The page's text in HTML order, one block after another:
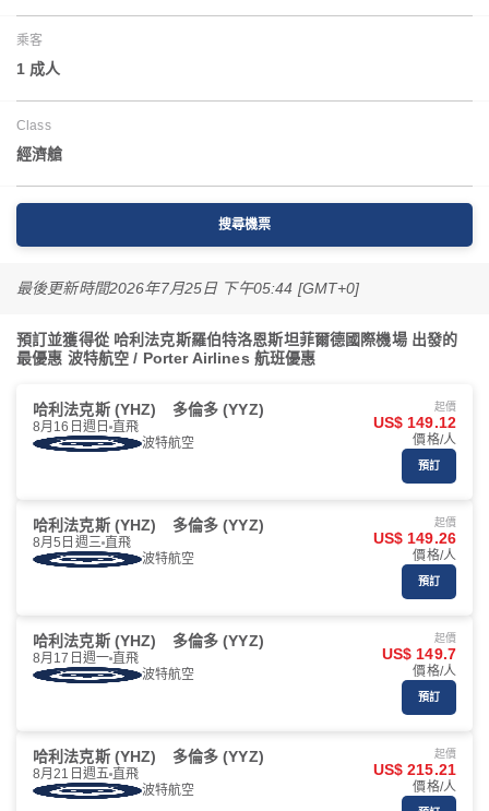
乘客
1 成人
Class
經濟艙
搜尋機票
最後更新時間2026年7月25日 下午05:44 [GMT+0]
預訂並獲得從 哈利法克斯羅伯特洛恩斯坦菲爾德國際機場 出發的
最優惠 波特航空 / Porter Airlines 航班優惠
哈利法克斯 (YHZ) 多倫多 (YYZ)
8月16日週日 直飛
波特航空
起價
US$ 149.12
價格/人
預訂
哈利法克斯 (YHZ) 多倫多 (YYZ)
8月5日週三 直飛
波特航空
起價
US$ 149.26
價格/人
預訂
哈利法克斯 (YHZ) 多倫多 (YYZ)
8月17日週一 直飛
波特航空
起價
US$ 149.7
價格/人
預訂
哈利法克斯 (YHZ) 多倫多 (YYZ)
8月21日週五 直飛
波特航空
起價
US$ 215.21
價格/人